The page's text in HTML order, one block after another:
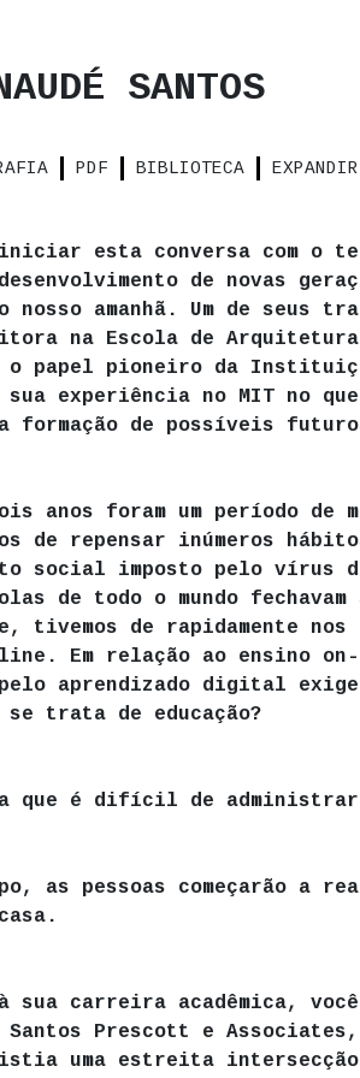
SANTOS
PDF BIBLIOTECA
iniciar esta conversa com o
de novas
nosso amanhã. Um de seus
na Escola de
o papel pioneiro da
sua experiência no MIT no
formação de possíveis
anos foram um período de
de repensar inúmeros
social imposto pelo vírus
de todo o mundo
tivemos de rapidamente nos
line. Em relação ao ensino
aprendizado digital
se trata de educação?
que é difícil de
as pessoas começarão a
sua carreira acadêmica,
Prescott e
uma estreita intersecção